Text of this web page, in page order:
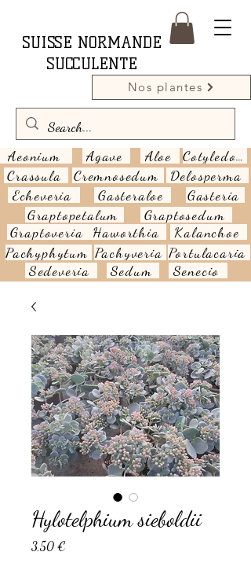
SUISSE NORMANDE
SUCCULENTE
Nos plantes
Aeonium Agave Aloe
Cotyledon
Crassula
Cremnosedum
Delosperma
Echeveria
Gasteraloe
Gasteria
Graptopetalum
Graptosedum
Graptoveria Haworthia
Kalanchoe
Pachyphytum Pachyveria
Sedeveria
Sedum
Portulacaria
Senecio
Hylotelphium sieboldii
3,50 €